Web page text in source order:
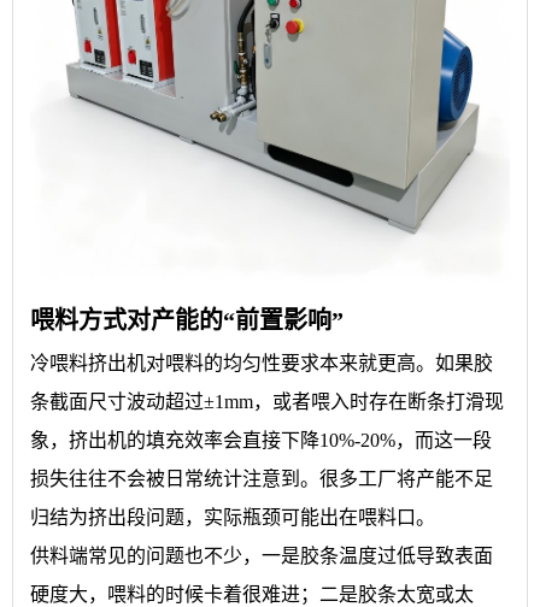
喂料方式对产能的“前置影响”
冷喂料挤出机对喂料的均匀性要求本来就更高。如果胶
条截面尺寸波动超过±1mm，或者喂入时存在断条打滑现
象，挤出机的填充效率会直接下降10%-20%，而这一段
损失往往不会被日常统计注意到。很多工厂将产能不足
归结为挤出段问题，实际瓶颈可能出在喂料口。
供料端常见的问题也不少，一是胶条温度过低导致表面
硬度大，喂料的时候卡着很难进；二是胶条太宽或太